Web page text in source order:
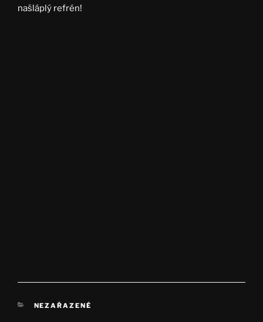
našláplý refrén!
RUBRIKY
NEZAŘAZENÉ